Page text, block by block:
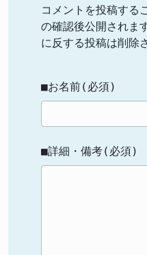
コメントを投稿する
の確認後公開されま
に反する投稿は削除
■お名前(必須)
■詳細・備考(必須)